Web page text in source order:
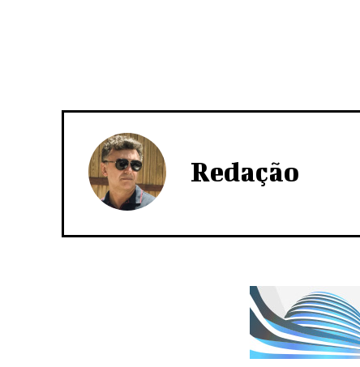
Redação